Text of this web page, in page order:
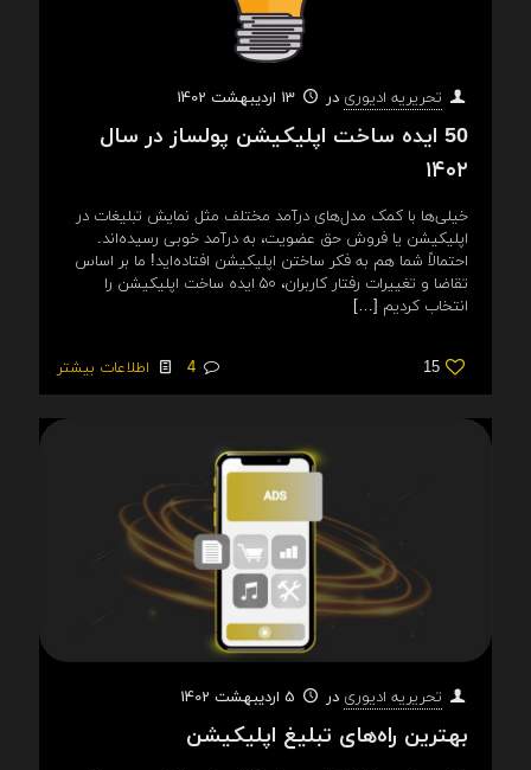
تحریریه ادیوری در 13 اردیبهشت 1402
50 ایده ساخت اپلیکیشن پولساز در سال
۱۴۰۲
خیلی‌ها با کمک مدل‌های درآمد مختلف مثل نمایش تبلیغات در
اپلیکیشن یا فروش حق عضویت، به درآمد خوبی رسیده‌اند.
احتمالاً شما هم به فکر ساختن اپلیکیشن افتاده‌اید! ما بر اساس
تقاضا و تغییرات رفتار کاربران، ۵۰ ایده ساخت اپلیکیشن را
انتخاب کردیم […]
15
4 اطلاعات بیشتر
تحریریه ادیوری در 5 اردیبهشت 1402
بهترین راه‌های تبلیغ اپلیکیشن